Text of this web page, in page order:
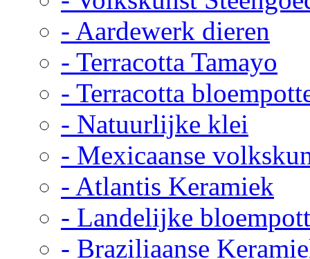
- Aardewerk dieren
- Terracotta Tamayo
- Terracotta
- Natuurlijke klei
- Mexicaanse
- Atlantis Keramiek
- Landelijke
- Braziliaanse